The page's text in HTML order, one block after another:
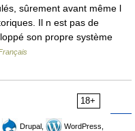
sûrement avant même l
Il n est pas de
son propre système
18+
Drupal,
WordPress,